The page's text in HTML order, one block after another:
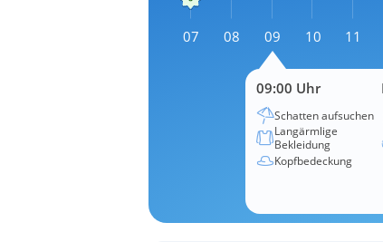
07 08 09 10 11
09:00 Uhr
Schatten aufsuchen
Langärmlige
Bekleidung
Kopfbedeckung